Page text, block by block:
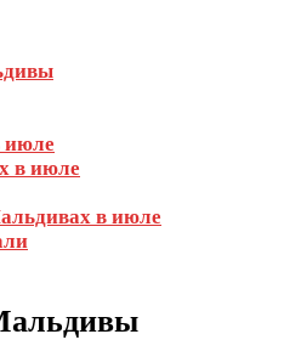
июле
в июле
в июле